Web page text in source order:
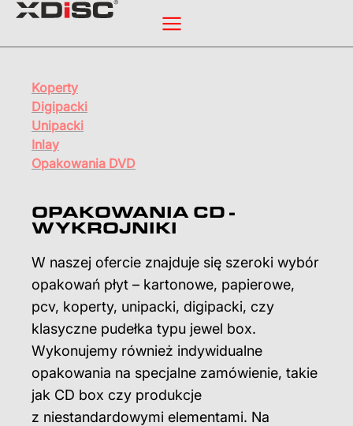
Koperty
Digipacki
Unipacki
Inlay
Opakowania DVD
OPAKOWANIA CD -
WYKROJNIKI
W naszej ofercie znajduje się szeroki wybór
opakowań płyt – kartonowe, papierowe,
pcv, koperty, unipacki, digipacki, czy
klasyczne pudełka typu jewel box.
Wykonujemy również indywidualne
opakowania na specjalne zamówienie, takie
jak CD box czy produkcje
z niestandardowymi elementami. Na